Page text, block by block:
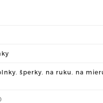
, šperky, na ruku , na